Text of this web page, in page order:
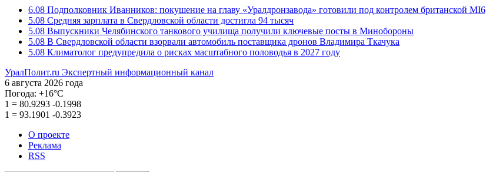
6.08 Подполковник Иванников: покушение на главу «Уралдронзавода» готовили под контролем британской MI6
5.08 Средняя зарплата в Свердловской области достигла 94 тысяч
5.08 Выпускники Челябинского танкового училища получили ключевые посты в Минобороны
5.08 В Свердловской области взорвали автомобиль поставщика дронов Владимира Ткачука
5.08 Климатолог предупредила о рисках масштабного половодья в 2027 году
УралПолит.ru Экспертный информационный канал
6 августа 2026 года
Погода: +16°С
1 = 80.9293 -0.1998
1 = 93.1901 -0.3923
О проекте
Реклама
RSS